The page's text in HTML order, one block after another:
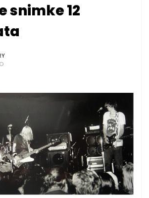
snimke 12